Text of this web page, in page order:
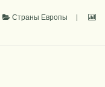
Страны Европы